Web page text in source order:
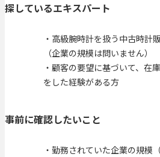
探しているエキスパート
・高級腕時計を扱う中古時計
（企業の規模は問いません）
・顧客の要望に基づいて、在
をした経験がある方
事前に確認したいこと
・勤務されていた企業の規模